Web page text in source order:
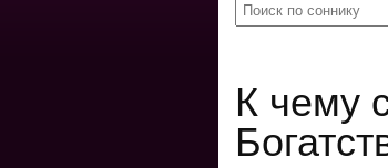
К чему снится Богатство видеть?